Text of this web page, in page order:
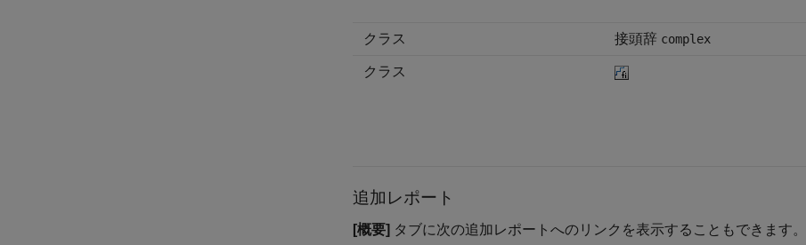
クラス 接頭辞 complex
クラス
追加レポート
[概要] タブに次の追加レポートへのリンクを表示することもできます。